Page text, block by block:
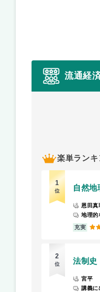
流通経
楽単ランキ
1
位 自然地
恩田真
充実
2
位 法制史
宮平